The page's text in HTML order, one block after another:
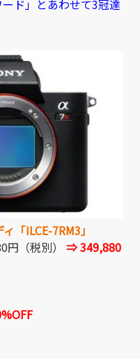
ード」とあわせて3冠達
「ILCE-7RM3」
（税別） ⇒ 349,880